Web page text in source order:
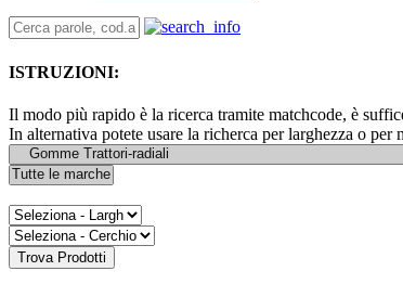
ISTRUZIONI:
Il modo più rapido è la ricerca tramite matchcode, è
In alternativa potete usare la richerca per larghezza o